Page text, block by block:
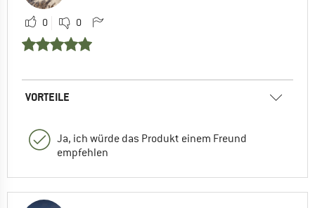
0 0
VORTEILE
Ja, ich würde das Produkt einem Freund
empfehlen